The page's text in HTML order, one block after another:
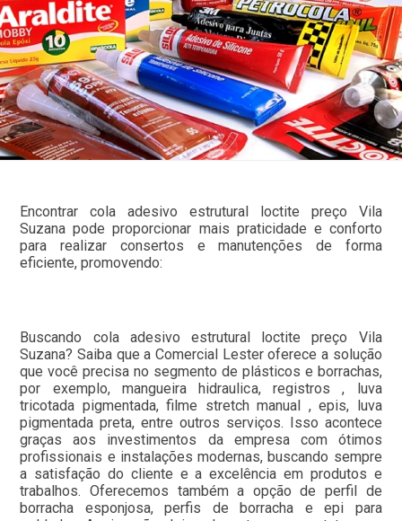
Encontrar cola adesivo estrutural loctite preço Vila
Suzana pode proporcionar mais praticidade e conforto
para realizar consertos e manutenções de forma
eficiente, promovendo:
Buscando cola adesivo estrutural loctite preço Vila
Suzana? Saiba que a Comercial Lester oferece a solução
que você precisa no segmento de plásticos e borrachas,
por exemplo, mangueira hidraulica, registros , luva
tricotada pigmentada, filme stretch manual , epis, luva
pigmentada preta, entre outros serviços. Isso acontece
graças aos investimentos da empresa com ótimos
profissionais e instalações modernas, buscando sempre
a satisfação do cliente e a excelência em produtos e
trabalhos. Oferecemos também a opção de perfil de
borracha esponjosa, perfis de borracha e epi para